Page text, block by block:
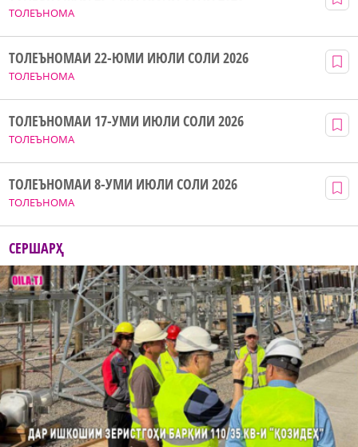
ТОЛЕЪНОМА
ТОЛЕЪНОМА
ТОЛЕЪНОМАИ 22-ЮМИ ИЮЛИ СОЛИ 2026
ТОЛЕЪНОМА
ТОЛЕЪНОМАИ 17-УМИ ИЮЛИ СОЛИ 2026
ТОЛЕЪНОМА
ТОЛЕЪНОМАИ 8-УМИ ИЮЛИ СОЛИ 2026
СЕРШАРҲ